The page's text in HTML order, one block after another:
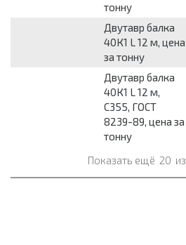
тонну
Двутавр балка
40К1 L 12 м, цена
за тонну
Двутавр балка
40К1 L 12 м,
С355, ГОСТ
8239-89, цена за
тонну
Показать ещё 20 из